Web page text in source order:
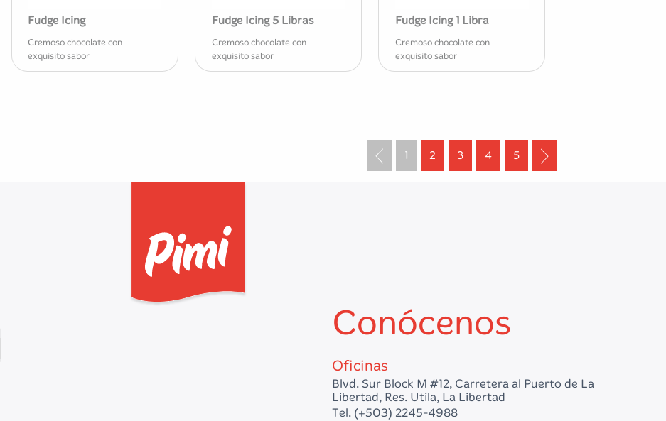
Fudge Icing
Cremoso chocolate con
exquisito sabor
Fudge Icing 5 Libras
Cremoso chocolate con
exquisito sabor
Fudge Icing 1 Libra
Cremoso chocolate con
exquisito sabor
1 2 3 4 5
Conócenos
Oficinas
Blvd. Sur Block M #12, Carretera al Puerto de La
Libertad, Res. Utila, La Libertad
Tel. (+503) 2245-4988